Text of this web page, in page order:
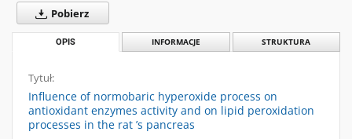
Pobierz
OPIS INFORMACJE STRUKTURA
Tytuł:
Influence of normobaric hyperoxide process on
antioxidant enzymes activity and on lipid peroxidation
processes in the rat ’s pancreas